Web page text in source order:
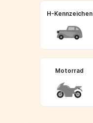
H-Kennzeichen
Motorrad